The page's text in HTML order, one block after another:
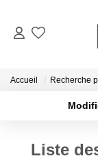
Accueil Recherche
Type de bien
Liste